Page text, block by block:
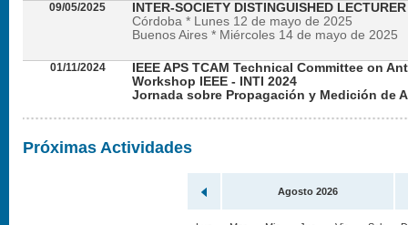
09/05/2025
INTER-SOCIETY DISTINGUISHED
Córdoba * Lunes 12 de mayo de 2025
Buenos Aires * Miércoles 14 de mayo de 2025
01/11/2024
IEEE APS TCAM Technical Committee on
Workshop IEEE - INTI 2024
Jornada sobre Propagación y Medición de
Próximas Actividades
Agosto 2026